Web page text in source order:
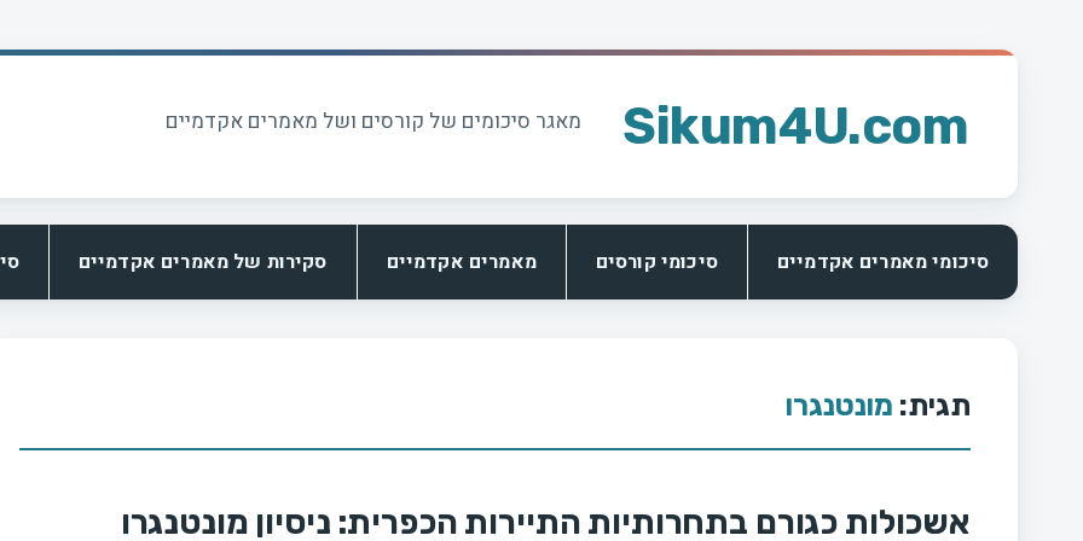
Sikum4U.com מאגר סיכומים של קורסים ושל מאמרים אקדמיים
סיכומי מאמרים אקדמיים סיכומי קורסים מאמרים אקדמיים סקירות של מאמרים אקדמיים
תגית: מונטנגרו
אשכולות כגורם בתחרותיות התיירות הכפרית: ניסיון מונטנגרו